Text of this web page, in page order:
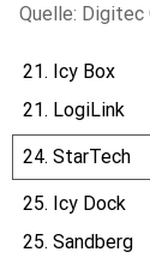
Quelle: Digitec
21. Icy Box
21. LogiLink
24. StarTech
25. Icy Dock
25. Sandberg